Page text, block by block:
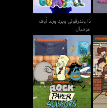
ذا وندرڤولي ويرد ورلد أوف
غومبال
روك، بايبر، سيزرس